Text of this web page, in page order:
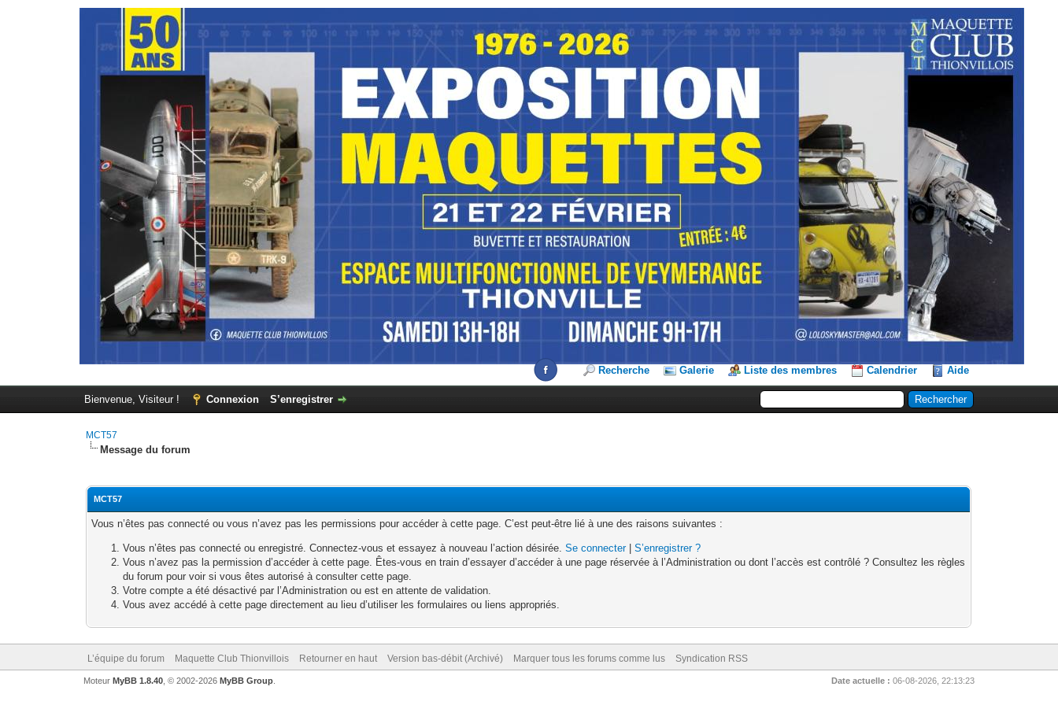
Recherche Galerie Liste des membres Calendrier Aide
Bienvenue, Visiteur ! Connexion S’enregistrer
MCT57
Message du forum
MCT57
Vous n’êtes pas connecté ou vous n’avez pas les permissions pour accéder à cette page. C’est peut-être lié à une des raisons suivantes :
Vous n’êtes pas connecté ou enregistré. Connectez-vous et essayez à nouveau l’action désirée.Se connecter|S’enregistrer ?
Vous n’avez pas la permission d’accéder à cette page. Êtes-vous en train d’essayer d’accéder à une page réservée à l’Administration ou dont l’accès est contrôlé ? Consultez les règles
du forum pour voir si vous êtes autorisé à consulter cette page.
Votre compte a été désactivé par l’Administration ou est en attente de validation.
Vous avez accédé à cette page directement au lieu d’utiliser les formulaires ou liens appropriés.
L’équipe du forum Maquette Club Thionvillois Retourner en haut Version bas-débit (Archivé) Marquer tous les forums comme lus Syndication RSS
Date actuelle : 06-08-2026, 22:13:23
Moteur MyBB 1.8.40, © 2002-2026 MyBB Group.